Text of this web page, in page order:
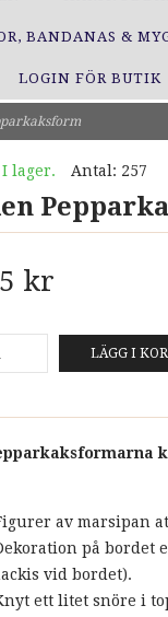
BANDANAS &
LOGIN FÖR BUTIK
I lager. Antal: 257
kr
LÄGG I
av marsipan
på bordet
vid bordet).
ett litet snöre i